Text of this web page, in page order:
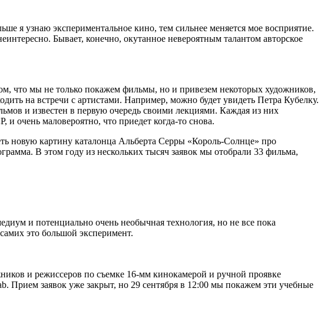
я узнаю экспериментальное кино, тем сильнее меняется мое восприятие.
Бывает, конечно, окутанное невероятным талантом авторское
что мы не только покажем фильмы, но и привезем некоторых художников,
на встречи с артистами. Например, можно будет увидеть Петра Кубелку.
и известен в первую очередь своими лекциями. Каждая из них
очень маловероятно, что приедет когда-то снова.
новую картину каталонца Альберта Серры «Король-Солнце» про
В этом году из нескольких тысяч заявок мы отобрали 33 фильма,
и потенциально очень необычная технология, но не все пока
это большой эксперимент.
и режиссеров по съемке 16-мм кинокамерой и ручной проявке
Прием заявок уже закрыт, но 29 сентября в 12:00 мы покажем эти учебные